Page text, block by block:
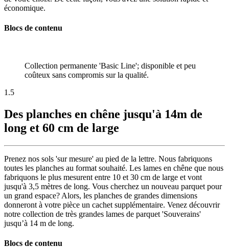
économique.
Blocs de contenu
Collection permanente 'Basic Line'; disponible et peu
coûteux sans compromis sur la qualité.
1.5
Des planches en chêne jusqu'à 14m de
long et 60 cm de large
Prenez nos sols 'sur mesure' au pied de la lettre. Nous fabriquons
toutes les planches au format souhaité. Les lames en chêne que nous
fabriquons le plus mesurent entre 10 et 30 cm de large et vont
jusqu'à 3,5 mètres de long. Vous cherchez un nouveau parquet pour
un grand espace? Alors, les planches de grandes dimensions
donneront à votre pièce un cachet supplémentaire. Venez découvrir
notre collection de très grandes lames de parquet 'Souverains'
jusqu’à 14 m de long.
Blocs de contenu